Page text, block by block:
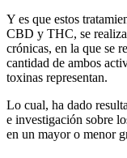
Y es que estos
CBD y THC, se
crónicas, en la que se
cantidad de ambos
toxinas representan.
Lo cual, ha dado
e investigación sobre
en un mayor o menor